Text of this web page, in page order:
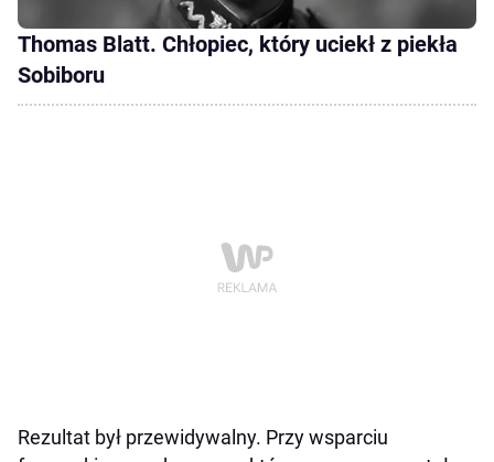
Thomas Blatt. Chłopiec, który uciekł z piekła
Sobiboru
Rezultat był przewidywalny. Przy wsparciu